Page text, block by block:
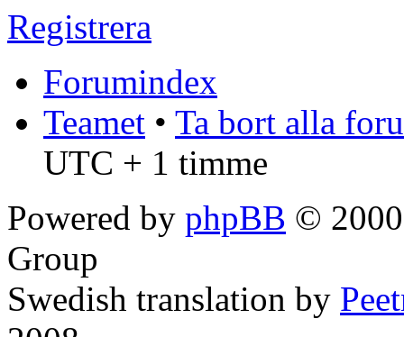
Registrera
Forumindex
Teamet • Ta bort alla
UTC + 1 timme
Powered by phpBB ©
Group
Swedish translation by